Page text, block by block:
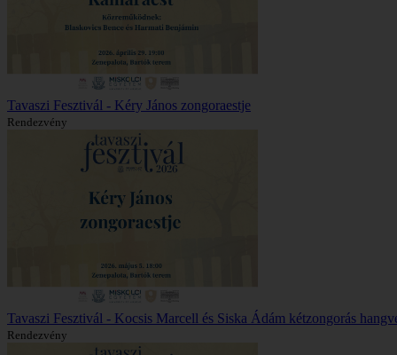
Tavaszi Fesztivál - Kéry János zongoraestje
Rendezvény
Tavaszi Fesztivál - Kocsis Marcell és Siska Ádám kétzongorás
Rendezvény